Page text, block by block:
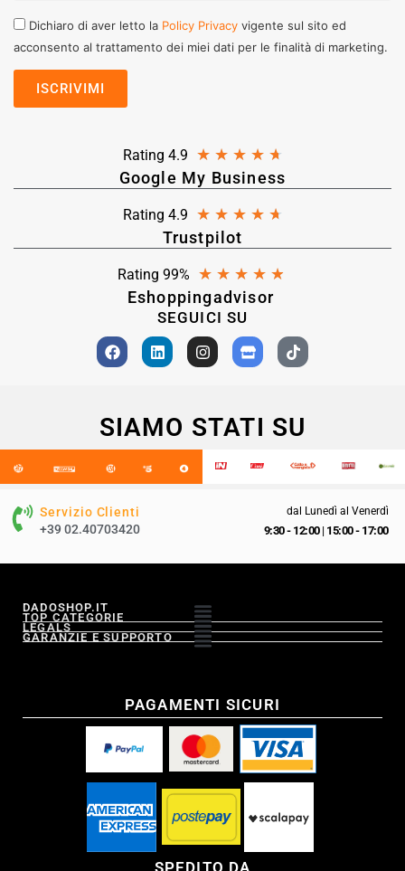
Dichiaro di aver letto la Policy Privacy vigente sul sito ed
acconsento al trattamento dei miei dati per le finalità di marketing.
Rating 4.9 ★ ★ ★ ★ ★
Google My Business
Rating 4.9 ★ ★ ★ ★ ★
Trustpilot
Rating 99% ★ ★ ★ ★ ★
Eshoppingadvisor
SEGUICI SU
SIAMO STATI SU
Servizio Clienti
+39 02.40703420
dal Lunedì al Venerdì
9:30 - 12:00| 15:00 - 17:00
DADOSHOP.IT
TOP CATEGORIE
LEGALS
GARANZIE E SUPPORTO
PAGAMENTI SICURI
SPEDITO DA